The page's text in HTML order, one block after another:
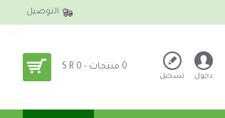
التوصيل
دخول تسجيل
0 منتجات - S.R 0